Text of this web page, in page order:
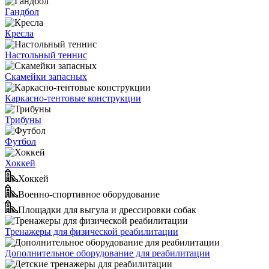
Гандбол
Кресла
Настольный теннис
Скамейки запасных
Каркасно-тентовые конструкции
Трибуны
Футбол
Хоккей
Хоккей
Военно-спортивное оборудование
Площадки для выгула и дрессировки собак
Тренажеры для физической реабилитации
Дополнительное оборудование для реабилитации